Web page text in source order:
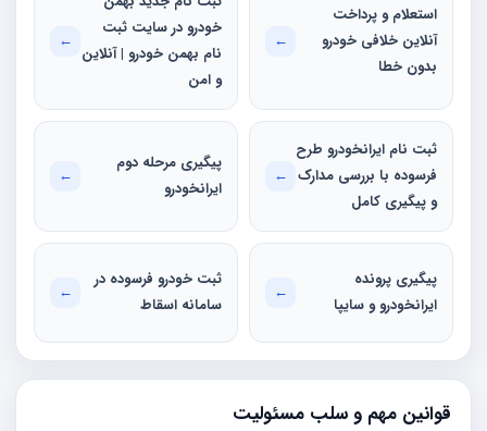
استعلام و پرداخت
آنلاین خلافی خودرو
بدون خطا
←
خودرو در سایت ثبت
نام بهمن خودرو | آنلاین
و امن
←
ثبت نام ایرانخودرو طرح
فرسوده با بررسی مدارک
و پیگیری کامل
←
پیگیری مرحله دوم
ایرانخودرو
←
پیگیری پرونده
ایرانخودرو و سایپا
←
ثبت خودرو فرسوده در
سامانه اسقاط
←
قوانین مهم و سلب مسئولیت